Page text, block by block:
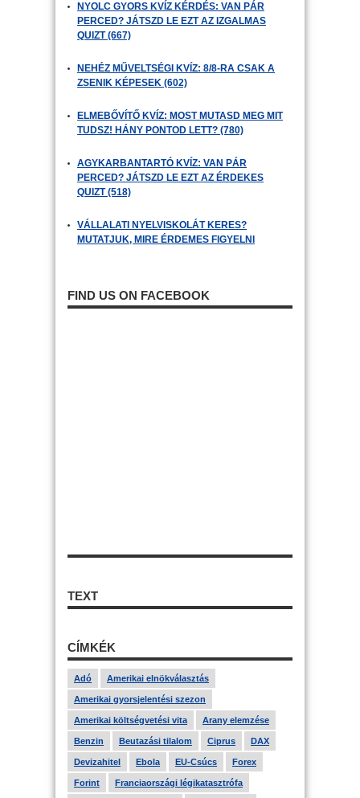
NYOLC GYORS KVÍZ KÉRDÉS: VAN PÁR
PERCED? JÁTSZD LE EZT AZ IZGALMAS
QUIZT (667)
NEHÉZ MŰVELTSÉGI KVÍZ: 8/8-RA CSAK A
ZSENIK KÉPESEK (602)
ELMEBŐVÍTŐ KVÍZ: MOST MUTASD MEG MIT
TUDSZ! HÁNY PONTOD LETT? (780)
AGYKARBANTARTÓ KVÍZ: VAN PÁR
PERCED? JÁTSZD LE EZT AZ ÉRDEKES
QUIZT (518)
VÁLLALATI NYELVISKOLÁT KERES?
MUTATJUK, MIRE ÉRDEMES FIGYELNI
FIND US ON FACEBOOK
TEXT
CÍMKÉK
Adó Amerikai elnökválasztás
Amerikai gyorsjelentési szezon
Amerikai költségvetési vita Arany elemzése
Benzin Beutazási tilalom Ciprus DAX
Devizahitel Ebola EU-Csúcs Forex
Forint Franciaországi légikatasztrófa